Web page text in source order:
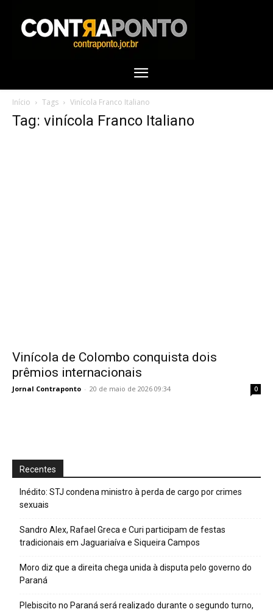
Início Tags Vinícola Franco Italiano
Tag: vinícola Franco Italiano
Vinícola de Colombo conquista dois
prêmios internacionais
Jornal Contraponto - 20 de maio de 2026 09:34 0
Recentes
Inédito: STJ condena ministro à perda de cargo por crimes
sexuais
Sandro Alex, Rafael Greca e Curi participam de festas
tradicionais em Jaguariaíva e Siqueira Campos
Moro diz que a direita chega unida à disputa pelo governo do
Paraná
Plebiscito no Paraná será realizado durante o segundo turno,